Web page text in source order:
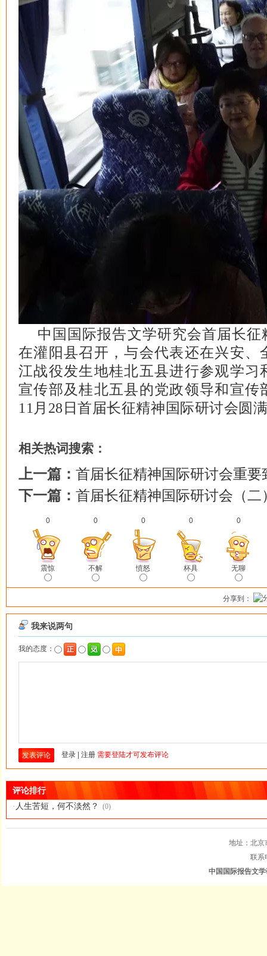
中国国际报告文学研究会首届长
在灌阳县召开，与会代表还在兴安、
江战役发生地桂北五县进行参观学习
宣传部及桂北五县的党政领导和宣传
11月28日首届长征精神国际研讨会圆
相关热词搜索：
上一篇： 首届长征精神国际研讨会重要
下一篇： 首届长征精神国际研讨会（二
0
震惊
0
不解
0
愤怒
0
杯具
0
无聊
分享到：
评论排行
· 人生苦短，何不淡然？ (0)
地址：北京
联系
中国国际报告文